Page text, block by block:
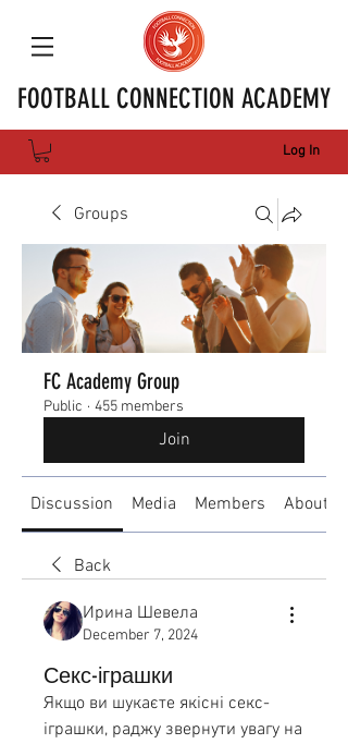
FOOTBALL CONNECTION ACADEMY
Log In
Groups
FC Academy Group
Public · 455 members
Join
Discussion Media Members About
Back
Ирина Шевела
December 7, 2024
Секс-іграшки
Якщо ви шукаєте якісні секс-
іграшки, раджу звернути увагу на